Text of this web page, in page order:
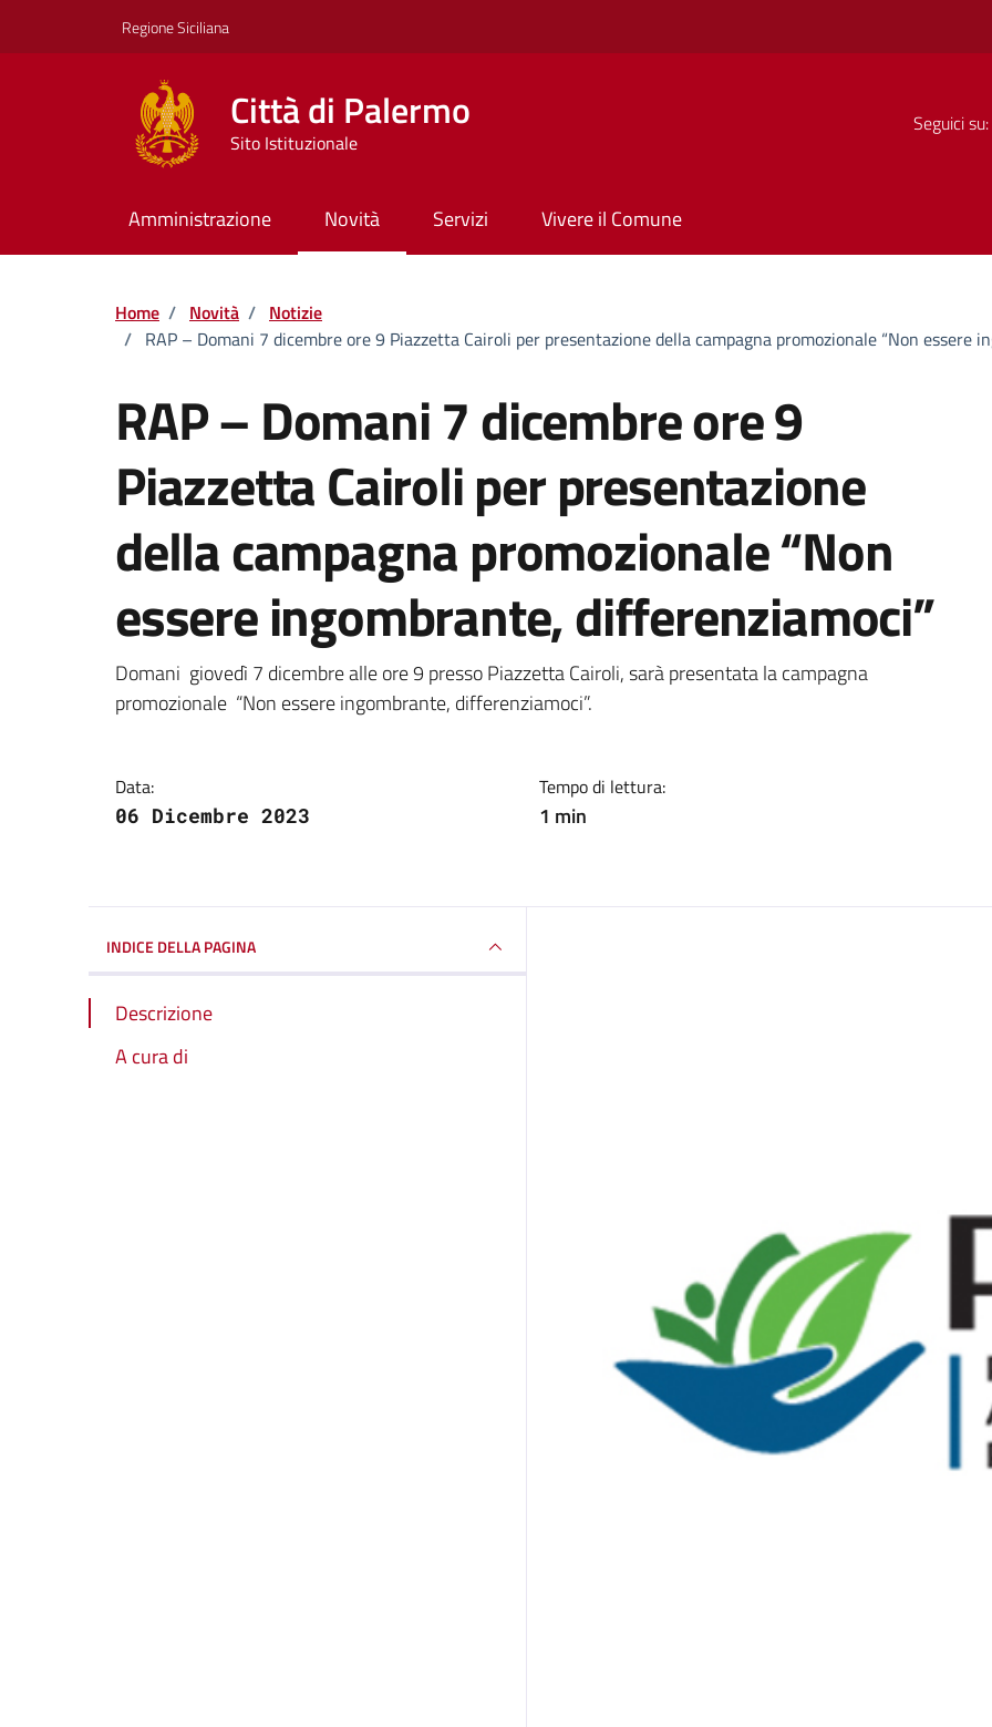
Regione Siciliana
Città di Palermo
Sito Istituzionale
Seguici su:
Amministrazione Novità Servizi Vivere il Comune
Home / Novità / Notizie
/ RAP – Domani 7 dicembre ore 9 Piazzetta Cairoli per presentazione della campagna promozionale “Non essere
RAP – Domani 7 dicembre ore 9
Piazzetta Cairoli per presentazione
della campagna promozionale “Non
essere ingombrante, differenziamoci”
Dettagli della notizia
Domani giovedì 7 dicembre alle ore 9 presso Piazzetta Cairoli, sarà presentata la campagna
promozionale “Non essere ingombrante, differenziamoci”.
Data:
06 Dicembre 2023
Tempo di lettura:
1 min
INDICE DELLA PAGINA
Descrizione
A cura di